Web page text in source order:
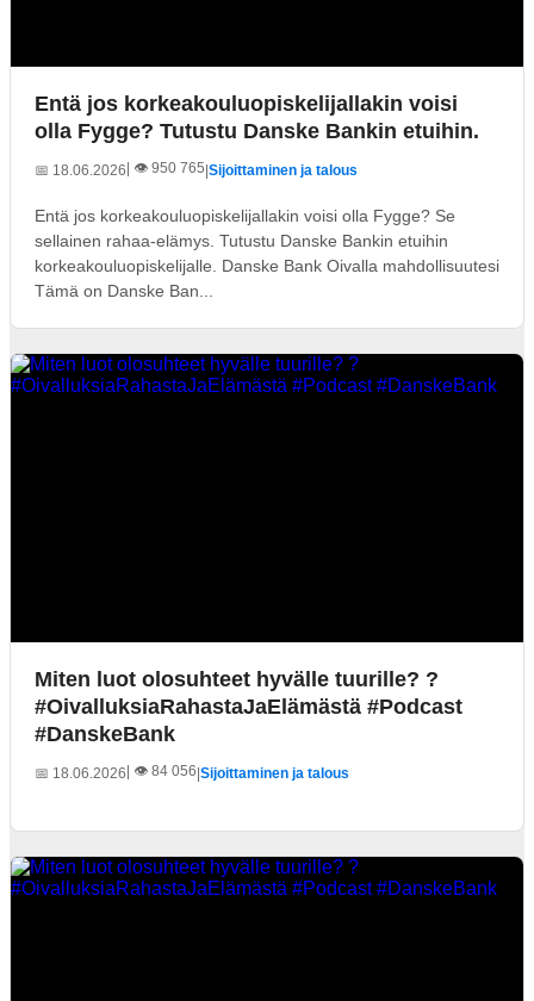
Entä jos korkeakouluopiskelijallakin voisi
olla Fygge? Tutustu Danske Bankin etuihin.
📅 18.06.2026 | 👁️ 950 765|Sijoittaminen ja talous
Entä jos korkeakouluopiskelijallakin voisi olla Fygge? Se
sellainen rahaa-elämys. Tutustu Danske Bankin etuihin
korkeakouluopiskelijalle. Danske Bank Oivalla mahdollisuutesi
Tämä on Danske Ban...
Miten luot olosuhteet hyvälle tuurille? ?
#OivalluksiaRahastaJaElämästä #Podcast
#DanskeBank
📅 18.06.2026 | 👁️ 84 056|Sijoittaminen ja talous